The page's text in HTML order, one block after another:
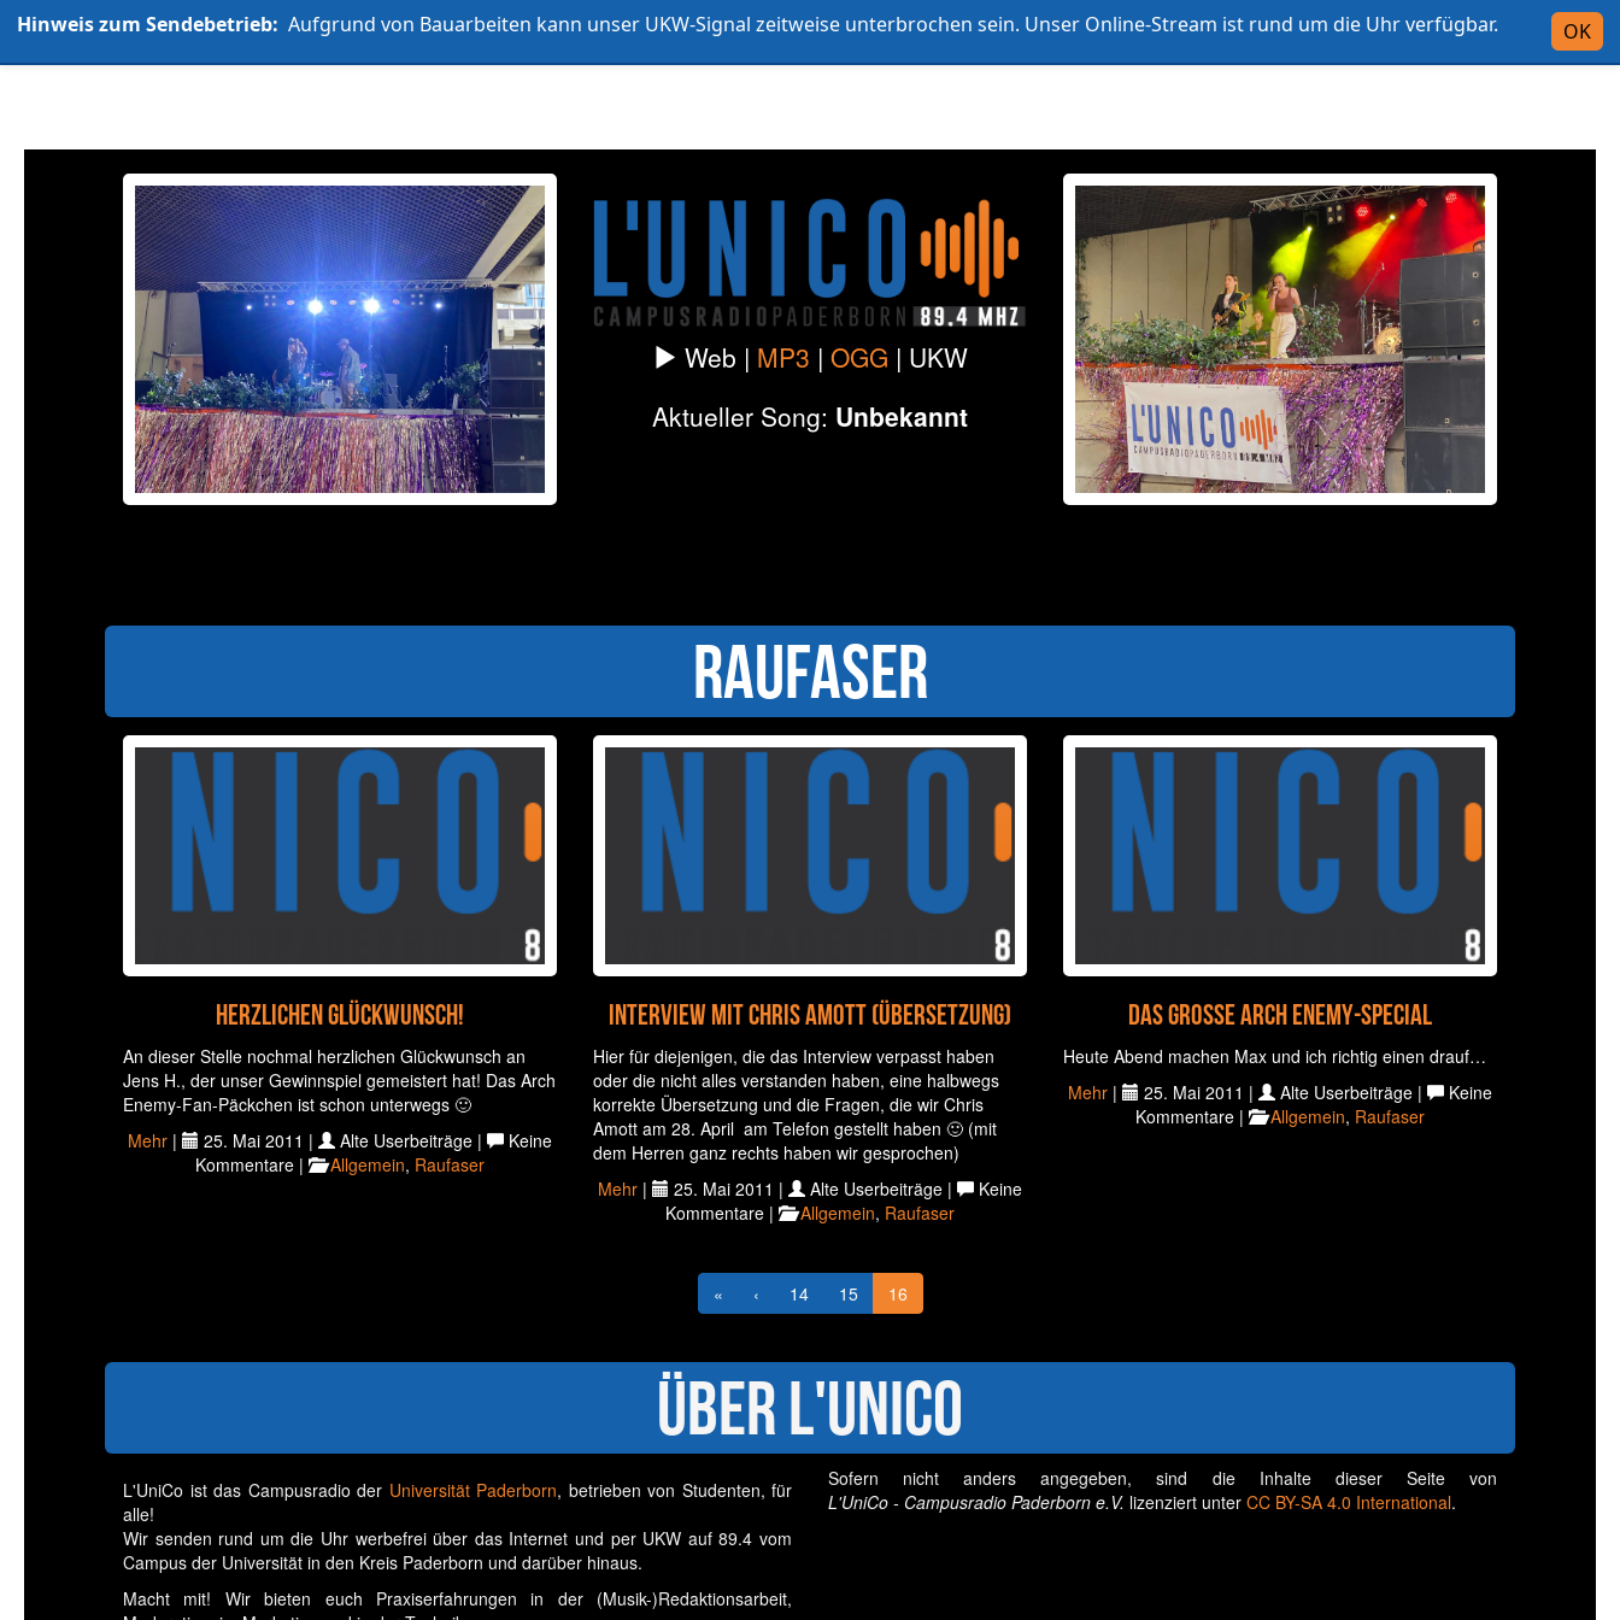
Hinweis zum Sendebetrieb: Aufgrund von Bauarbeiten kann unser UKW-Signal zeitweise unterbrochen sein. Unser Online-Stream ist rund um die Uhr verfügbar. OK
L'UniCo Allgemein Über uns Playlisten Formate & Redaktionen Datenschutz Impressum Intern
Web | MP3 | OGG | UKW
Aktueller Song: Unbekannt
Raufaser
Herzlichen Glückwunsch!
An dieser Stelle nochmal herzlichen Glückwunsch an
Jens H., der unser Gewinnspiel gemeistert hat! Das Arch
Enemy-Fan-Päckchen ist schon unterwegs 🙂
Mehr | 25. Mai 2011 | Alte Userbeiträge |
Keine
Kommentare |
Allgemein, Raufaser
Interview mit Chris Amott (Übersetzung)
Hier für diejenigen, die das Interview verpasst haben
oder die nicht alles verstanden haben, eine halbwegs
korrekte Übersetzung und die Fragen, die wir Chris
Amott am 28. April am Telefon gestellt haben 🙂 (mit
dem Herren ganz rechts haben wir gesprochen)
Mehr | 25. Mai 2011 | Alte Userbeiträge |
Keine
Kommentare |
Allgemein, Raufaser
Das große Arch Enemy-Special
Heute Abend machen Max und ich richtig einen drauf…
Mehr | 25. Mai 2011 | Alte Userbeiträge |
Keine
Kommentare |
Allgemein, Raufaser
« ‹ 14 15 16
Über L'UniCo
L'UniCo ist das Campusradio der Universität Paderborn, betrieben von Studenten, für
alle!
Wir senden rund um die Uhr werbefrei über das Internet und per UKW auf 89.4 vom
Campus der Universität in den Kreis Paderborn und darüber hinaus.
Macht mit! Wir bieten euch Praxiserfahrungen in der (Musik-)Redaktionsarbeit,
Sofern nicht anders angegeben, sind die Inhalte dieser Seite von
L'UniCo - Campusradio Paderborn e.V. lizenziert unter CC BY-SA 4.0 International.